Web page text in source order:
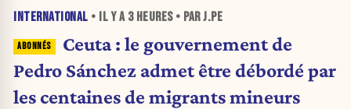
INTERNATIONAL • IL Y A 3 HEURES• PAR J.PE
Ceuta : le gouvernement de
Pedro Sánchez admet être débordé par
les centaines de migrants mineurs